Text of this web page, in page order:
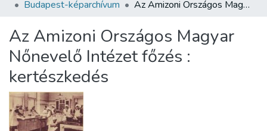
Statistics
About us
Budapest-képarchívum
Az Amizoni Országos Magyar Nőnevelő Intézet főzés : kertészkedés
Az Amizoni Országos Magyar
Nőnevelő Intézet főzés :
kertészkedés